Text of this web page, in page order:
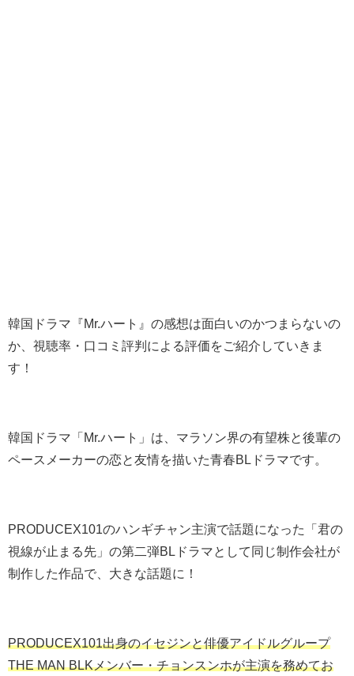
韓国ドラマ『Mr.ハート』の感想は面白いのかつまらないの
か、視聴率・口コミ評判による評価をご紹介していきま
す！
韓国ドラマ「Mr.ハート」は、マラソン界の有望株と後輩の
ペースメーカーの恋と友情を描いた青春BLドラマです。
PRODUCEX101のハンギチャン主演で話題になった「君の
視線が止まる先」の第二弾BLドラマとして同じ制作会社が
制作した作品で、大きな話題に！
PRODUCEX101出身のイセジンと俳優アイドルグループ
THE MAN BLKメンバー・チョンスンホが主演を務めてお